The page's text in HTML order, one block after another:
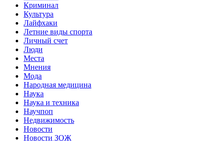
Криминал
Культура
Лайфхаки
Летние виды спорта
Личный счет
Люди
Места
Мнения
Мода
Народная медицина
Наука
Наука и техника
Научпоп
Недвижимость
Новости
Новости ЗОЖ